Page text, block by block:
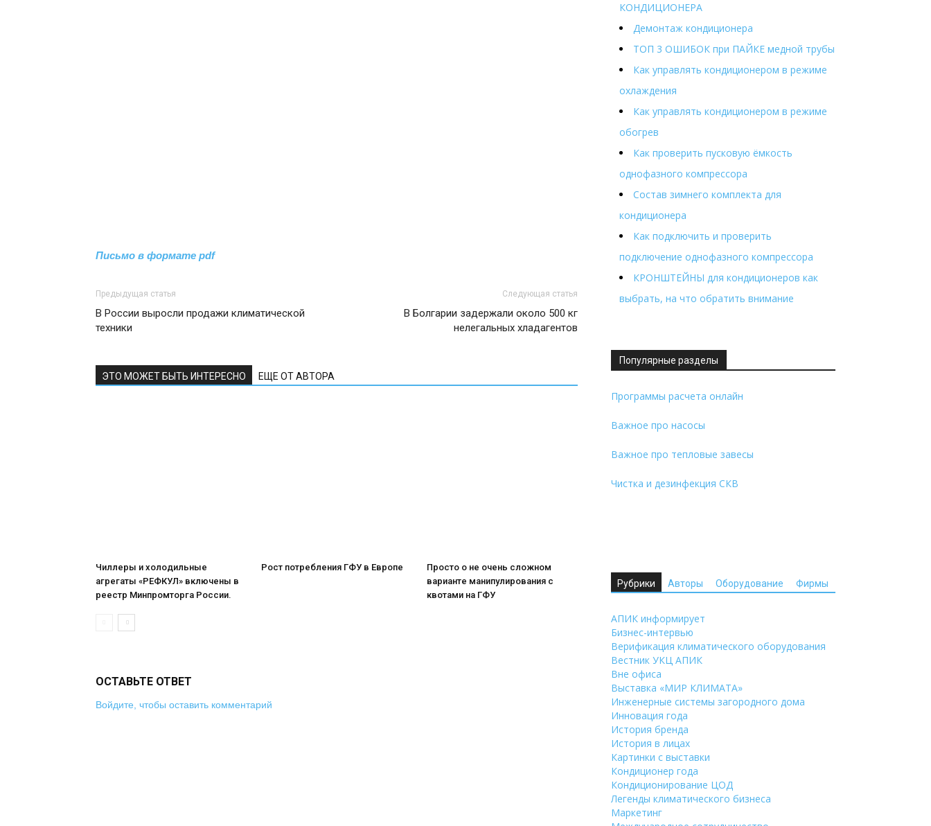
Письмо в формате pdf
Предыдущая статья
В России выросли продажи климатической
техники
Следующая статья
В Болгарии задержали около 500 кг
нелегальных хладагентов
ЭТО МОЖЕТ БЫТЬ ИНТЕРЕСНО ЕЩЕ ОТ АВТОРА
Чиллеры и холодильные
агрегаты «РЕФКУЛ» включены в
реестр Минпромторга России.
Рост потребления ГФУ в Европе
Просто о не очень сложном
варианте манипулирования с
квотами на ГФУ
ОСТАВЬТЕ ОТВЕТ
Войдите, чтобы оставить комментарий
КОНДИЦИОНЕРА
Демонтаж кондиционера
ТОП 3 ОШИБОК при ПАЙКЕ медной трубы
Как управлять кондиционером в режиме
охлаждения
Как управлять кондиционером в режиме
обогрев
Как проверить пусковую ёмкость
однофазного компрессора
Состав зимнего комплекта для
кондиционера
Как подключить и проверить
подключение однофазного компрессора
КРОНШТЕЙНЫ для кондиционеров как
выбрать, на что обратить внимание
Популярные разделы
Программы расчета онлайн
Важное про насосы
Важное про тепловые завесы
Чистка и дезинфекция СКВ
Рубрики Авторы Оборудование Фирмы
АПИК информирует
Бизнес-интервью
Верификация климатического оборудования
Вестник УКЦ АПИК
Вне офиса
Выставка «МИР КЛИМАТА»
Инженерные системы загородного дома
Инновация года
История бренда
История в лицах
Картинки с выставки
Кондиционер года
Кондиционирование ЦОД
Легенды климатического бизнеса
Маркетинг